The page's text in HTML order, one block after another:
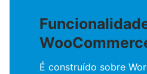
É construído sobre